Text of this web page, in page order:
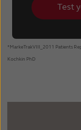
Test
*MarkeTrakVIII_2011 Patients
Kochkin PhD